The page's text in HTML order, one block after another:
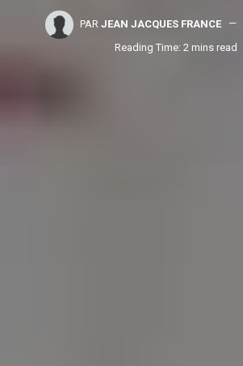
PAR JEAN JACQUES FRANCE
Reading Time: 2 mins read